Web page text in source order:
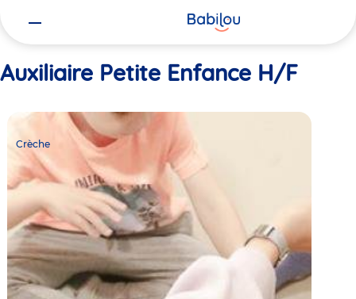
Auxiliaire Petite Enfance H/F
Crèche
Babilou
Lyon
Poulaillerie
Crèche